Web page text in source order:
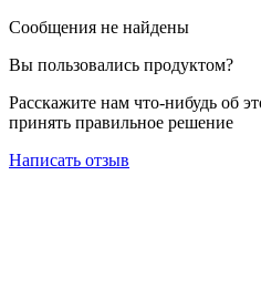
Сообщения не найдены
Вы пользовались продуктом?
Расскажите нам что-нибудь об
принять правильное решение
Написать отзыв